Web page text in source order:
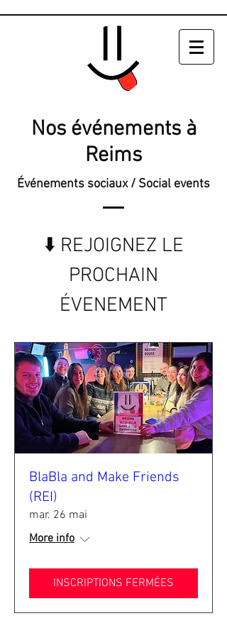
Nos événements à
Reims
Événements sociaux / Social events
⬇️ REJOIGNEZ LE
PROCHAIN
ÉVENEMENT
BlaBla and Make Friends
(REI)
mar. 26 mai
More info
INSCRIPTIONS FERMÉES